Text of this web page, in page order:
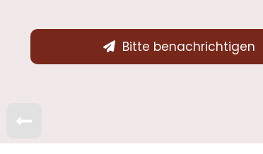
Bitte benachrichtigen